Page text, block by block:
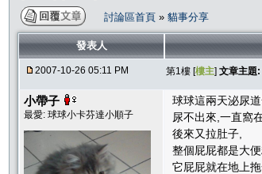
討論區首頁 » 貓事分享
發表人
2007-10-26 05:11 PM 第1樓 [樓主] 文章主題:
小帶子
最愛: 球球小卡芬達小順子
球球這兩天泌尿道
尿不出來,一直窩
後來又拉肚子,
整個屁屁都是大便
它屁屁就在地上